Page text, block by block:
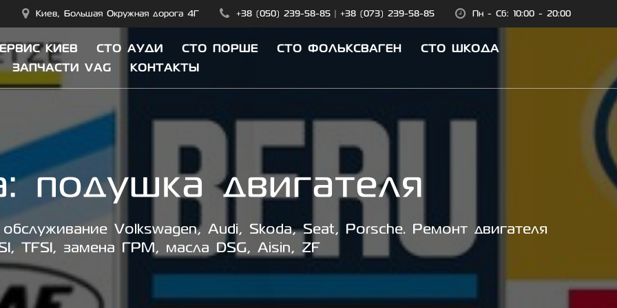
Киев, Большая Окружная дорога 4Г +38 (050) 239-58-85| +38 (073) 239-58-85 Пн - Сб: 10:00 - 20:00
КИЕВ СТО АУДИ СТО ПОРШЕ СТО ФОЛЬКСВАГЕН
СТО ШКОДА
ЗАПЧАСТИ VAG КОНТАКТЫ
подушка двигателя
Volkswagen, Audi, Skoda, Seat, Porsche. Ремонт двигателя
TFSI, замена ГРМ, масла DSG, Aisin, ZF